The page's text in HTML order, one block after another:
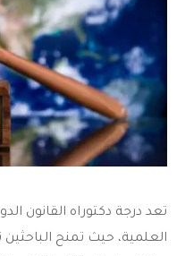
تعد درجة دكتوراه القانون
العلمية، حيث تمنح